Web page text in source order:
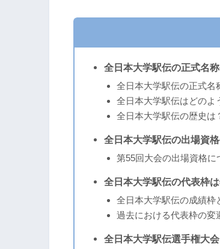
全日本大学駅伝の正式名
全日本大学駅伝の正式名
全日本大学駅伝はどのよ
全日本大学駅伝の歴史は
全日本大学駅伝の出場資
第55回大会の出場資格に
全日本大学駅伝の代表枠
全日本大学駅伝の成績枠
過去における代表枠の変
全日本大学駅伝選手権大